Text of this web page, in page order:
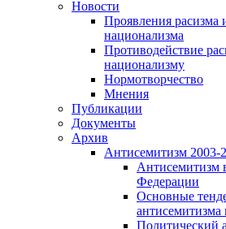
Новости
Проявления расизма
национализма
Противодействие
национализму
Нормотворчество
Мнения
Публикации
Документы
Архив
Антисемитизм 2003-
Антисемитизм
Федерации
Основные
антисемитизма
Политический